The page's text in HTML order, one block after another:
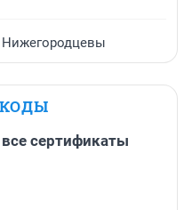
сертификаты